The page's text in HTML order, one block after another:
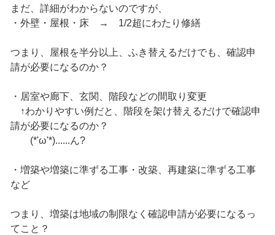
まだ、詳細がわからないのですが、
・外壁・屋根・床 → 1/2超にわたり修繕
つまり、屋根を半分以上、ふき替えるだけでも、確認申
請が必要になるのか？
・居室や廊下、玄関、階段などの間取り変更
↑わかりやすい例だと、階段を架け替えるだけで確認申
請が必要になるのか？
(*'ω'*)......ん?
・増築や増築に準ずる工事・改築、再建築に準ずる工事
など
つまり、増築は地域の制限なく確認申請が必要になるっ
てこと？